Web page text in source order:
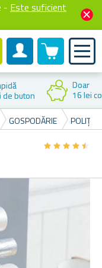
- Este suficient
Cont client
0 produselor
de buton
Doar
16 lei
GOSPODĂRIE POLIȚE
★★★★★
★★★★★